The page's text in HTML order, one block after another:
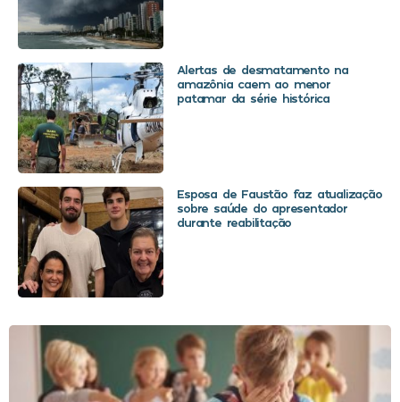
Alertas de desmatamento na
amazônia caem ao menor
patamar da série histórica
Esposa de Faustão faz atualização
sobre saúde do apresentador
durante reabilitação